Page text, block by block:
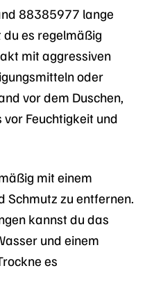
88385977 lange
es regelmäßig
mit aggressiven
oder
vor dem Duschen,
Feuchtigkeit und
mit einem
Schmutz zu entfernen.
kannst du das
und einem
es